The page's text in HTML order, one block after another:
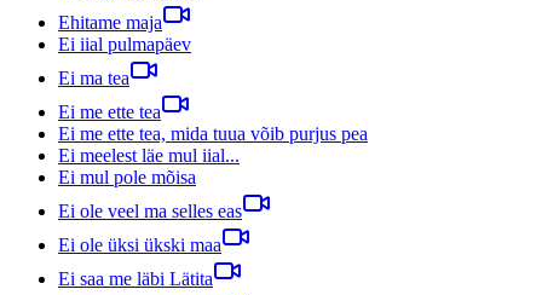
Ehitame maja
Ei iial pulmapäev
Ei ma tea
Ei me ette tea
Ei me ette tea, mida tuua võib purjus pea
Ei meelest läe mul iial...
Ei mul pole mõisa
Ei ole veel ma selles eas
Ei ole üksi ükski maa
Ei saa me läbi Lätita